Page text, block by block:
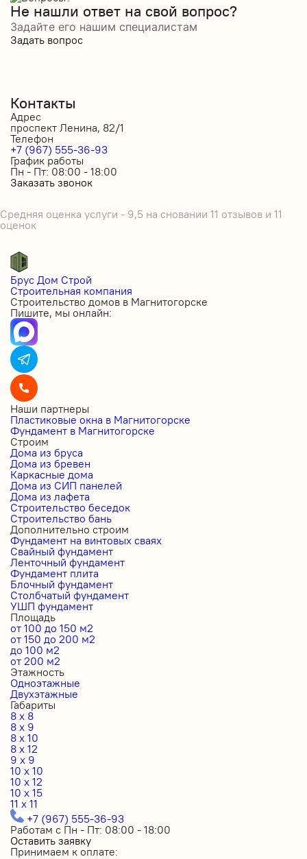
Не нашли ответ на свой вопрос?
Задайте его нашим специалистам
Задать вопрос
Контакты
Адрес
проспект Ленина, 82/1
Телефон
+7 (967) 555-36-93
График работы
Пн - Пт: 08:00 - 18:00
Заказать звонок
Средняя оценка услуги - 9,5 на сновании 11 отзывов и 11
оценок
Брус Дом Строй
Строительная компания
Строительство домов в Магнитогорске
Пишите, мы онлайн:
Наши партнеры
Пластиковые окна в Магнитогорске
Фундамент в Магнитогорске
Строим
Дома из бруса
Дома из бревен
Каркасные дома
Дома из СИП панелей
Дома из лафета
Строительство беседок
Строительство бань
Дополнительно строим
Фундамент на винтовых сваях
Свайный фундамент
Ленточный фундамент
Фундамент плита
Блочный фундамент
Столбчатый фундамент
УШП фундамент
Площадь
от 100 до 150 м2
от 150 до 200 м2
до 100 м2
от 200 м2
Этажность
Одноэтажные
Двухэтажные
Габариты
8 x 8
8 x 9
8 x 10
8 x 12
9 x 9
10 x 10
10 x 12
10 x 15
11 x 11
+7 (967) 555-36-93
Работам с Пн - Пт: 08:00 - 18:00
Оставить заявку
Принимаем к оплате: